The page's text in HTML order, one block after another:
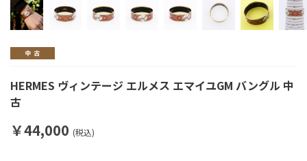
HERMES ヴィンテージ エルメス エマイユGM バングル 中
古
￥44,000 (税込)